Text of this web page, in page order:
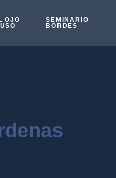
OJO
SEMINARIO
BORDES